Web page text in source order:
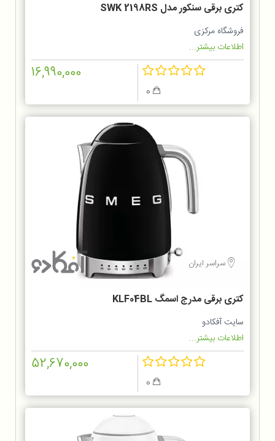
کتری برقی سنکور مدل SWK 2198RS
فروشگاه مرکزی
اطلاعات بیشتر...
16,990,000
سراسر ایران
کتری برقی مدرج اسمگ KLF04BL
سایت آفکادو
اطلاعات بیشتر...
52,670,000